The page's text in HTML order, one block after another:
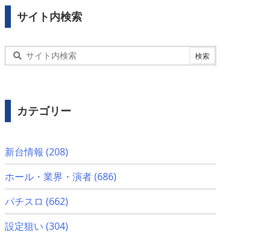
サイト内検索
カテゴリー
新台情報 (208)
ホール・業界・演者(686)
パチスロ (662)
設定狙い (304)